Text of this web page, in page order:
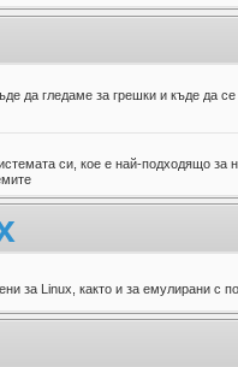
да гледаме за грешки и къде да
си, кое е най-подходящо за
за Linux, както и за емулирани с